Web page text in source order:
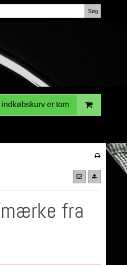
Søg
indkøbskurv er tom
fra